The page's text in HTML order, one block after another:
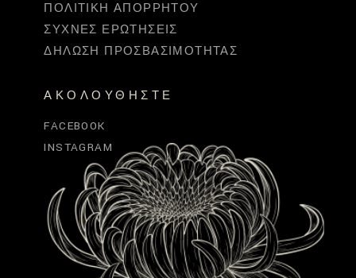
ΠΟΛΙΤΙΚΉ ΑΠΟΡΡΉΤΟΥ
ΣΥΧΝΈΣ ΕΡΩΤΉΣΕΙΣ
ΔΉΛΩΣΗ ΠΡΟΣΒΑΣΙΜΌΤΗΤΑΣ
ΑΚΟΛΟΥΘΉΣΤΕ
FACEBOOK
INSTAGRAM